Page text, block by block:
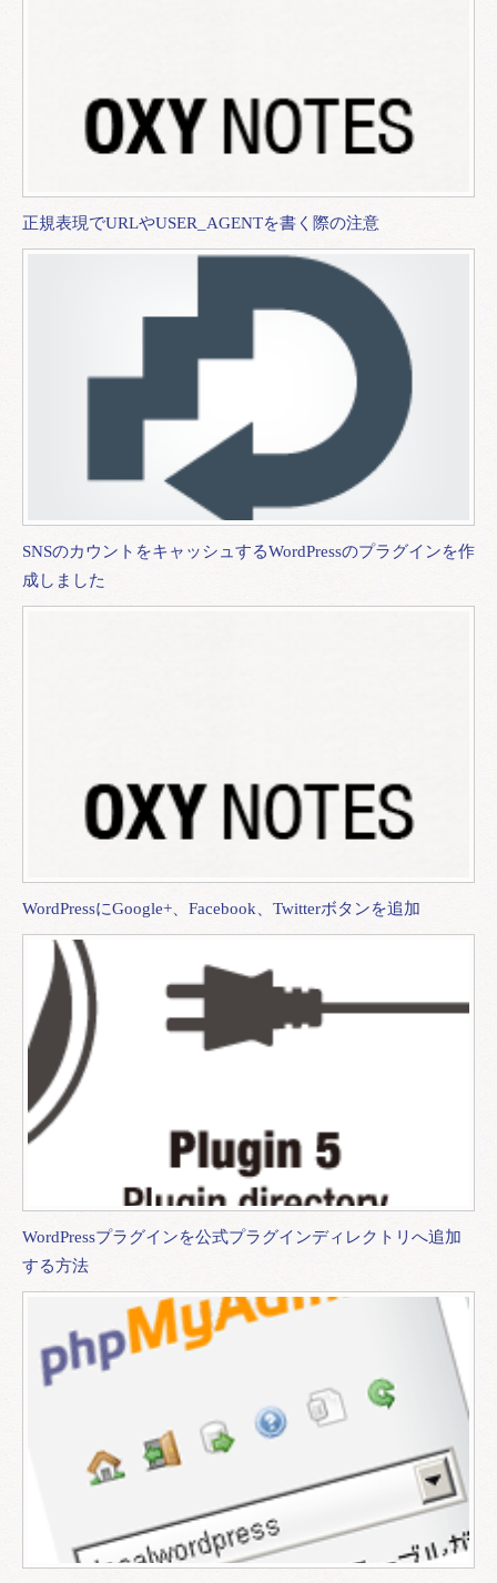
正規表現でURLやUSER_AGENTを書く際の注意
SNSのカウントをキャッシュするWordPressのプラグインを作
成しました
WordPressにGoogle+、Facebook、Twitterボタンを追加
WordPressプラグインを公式プラグインディレクトリへ追加
する方法